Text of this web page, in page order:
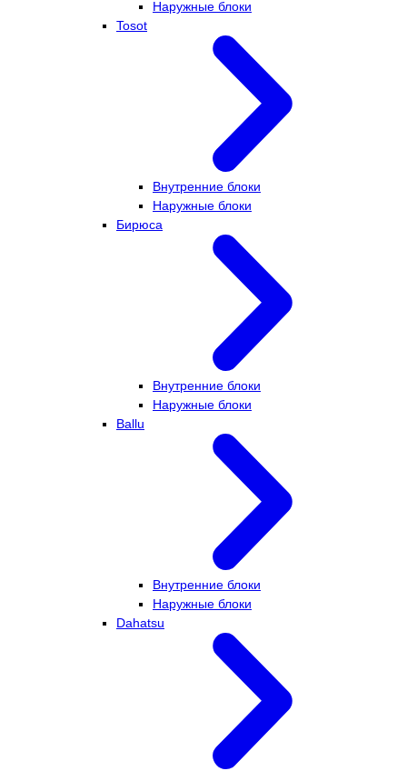
Наружные блоки
Tosot
Внутренние блоки
Наружные блоки
Бирюса
Внутренние блоки
Наружные блоки
Ballu
Внутренние блоки
Наружные блоки
Dahatsu